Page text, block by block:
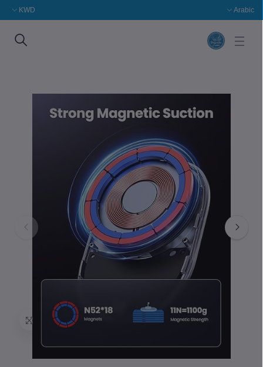
Arabic
KWD